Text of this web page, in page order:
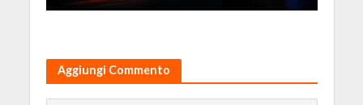
Aggiungi Commento